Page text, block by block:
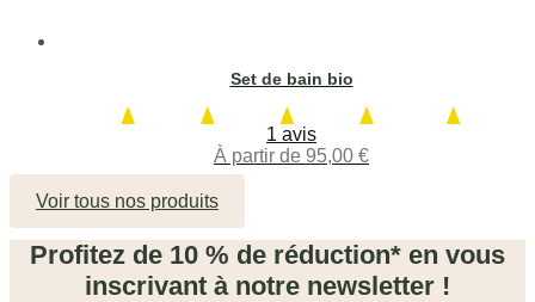
Set de bain bio
1 avis
À partir de 95,00 €
Voir tous nos produits
Profitez de 10 % de réduction* en vous
inscrivant à notre newsletter !